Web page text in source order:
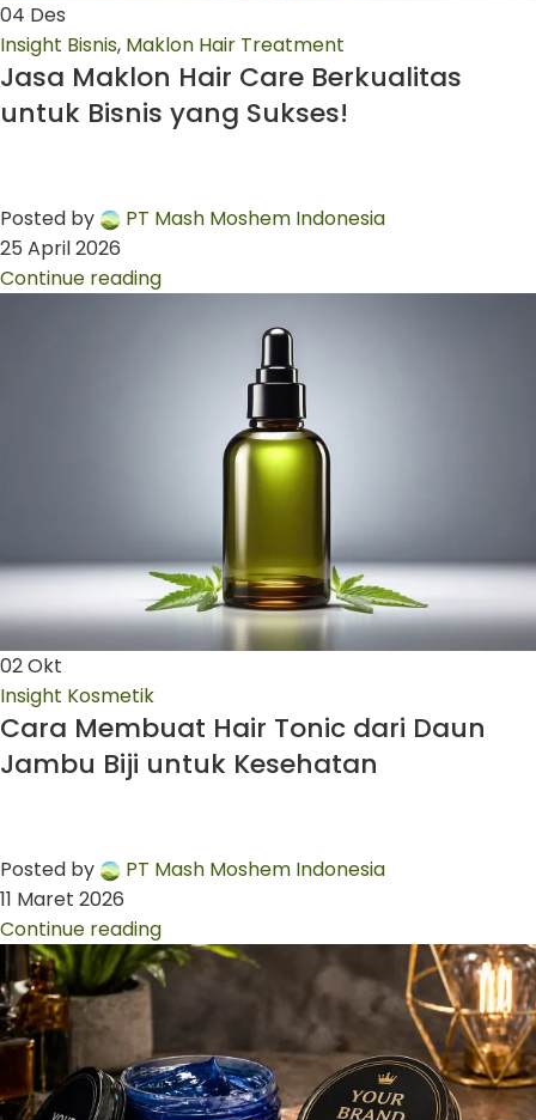
04 Des
Insight Bisnis, Maklon Hair Treatment
Jasa Maklon Hair Care Berkualitas
untuk Bisnis yang Sukses!
Posted by
PT Mash Moshem Indonesia
25 April 2026
Continue reading
02Okt
Insight Kosmetik
Cara Membuat Hair Tonic dari Daun
Jambu Biji untuk Kesehatan
Posted by
PT Mash Moshem Indonesia
11 Maret 2026
Continue reading